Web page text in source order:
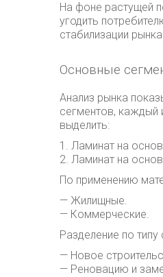
На фоне растущей
угодить
стабилизации
Основные
Анализ рынка
сегментов, каждый
выделить:
1. Ламинат на
2. Ламинат на
По применению
— Жилищные.
— Коммерческие.
Разделение по
— Новое
— Реновацию и